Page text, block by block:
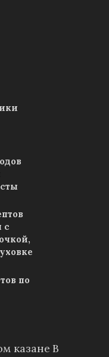
с
по
казане В